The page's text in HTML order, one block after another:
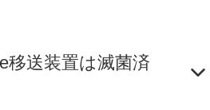
移送装置は滅菌済